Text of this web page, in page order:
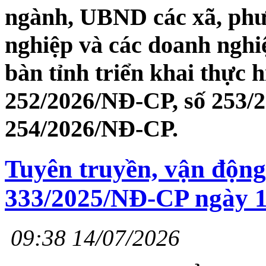
ngành, UBND các xã,
nghiệp và các doanh
bàn tỉnh triển khai thực
252/2026/NĐ-CP, số 253/
254/2026/NĐ-CP.
Tuyên truyền, vận
333/2025/NĐ-CP ngày
09:38 14/07/2026